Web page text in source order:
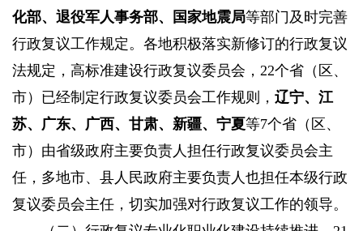
化部、退役军人事务部、国家地震局等部门及时完善
行政复议工作规定。各地积极落实新修订的行政复议
法规定，高标准建设行政复议委员会，22个省（区、
市）已经制定行政复议委员会工作规则， 辽宁、江
苏、广东、广西、甘肃、新疆、宁夏等7个省（区、
市）由省级政府主要负责人担任行政复议委员会主
任，多地市、县人民政府主要负责人也担任本级行政
复议委员会主任，切实加强对行政复议工作的领导。